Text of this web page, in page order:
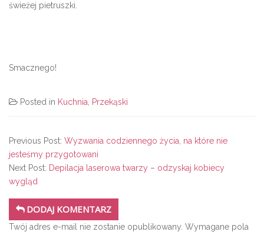
świeżej pietruszki.
Smacznego!
Posted in Kuchnia, Przekąski
Previous Post: Wyzwania codziennego życia, na które nie
jesteśmy przygotowani
Next Post: Depilacja laserowa twarzy – odzyskaj kobiecy
wygląd
DODAJ KOMENTARZ
Twój adres e-mail nie zostanie opublikowany. Wymagane pola